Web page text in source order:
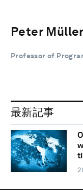
Peter Müller
Professor of
最新記事